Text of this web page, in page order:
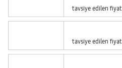
tavsiye edilen fiyat
tavsiye edilen fiyat